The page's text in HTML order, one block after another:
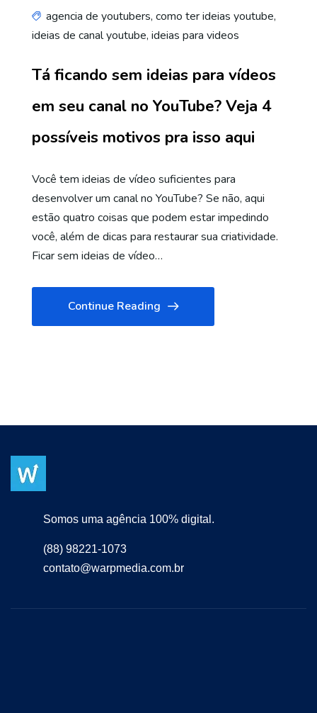
agencia de youtubers, como ter ideias youtube,
ideias de canal youtube, ideias para videos
Tá ficando sem ideias para vídeos
em seu canal no YouTube? Veja 4
possíveis motivos pra isso aqui
Você tem ideias de vídeo suficientes para
desenvolver um canal no YouTube? Se não, aqui
estão quatro coisas que podem estar impedindo
você, além de dicas para restaurar sua criatividade.
Ficar sem ideias de vídeo…
Continue Reading
Somos uma agência 100% digital.
(88) 98221-1073
contato@warpmedia.com.br